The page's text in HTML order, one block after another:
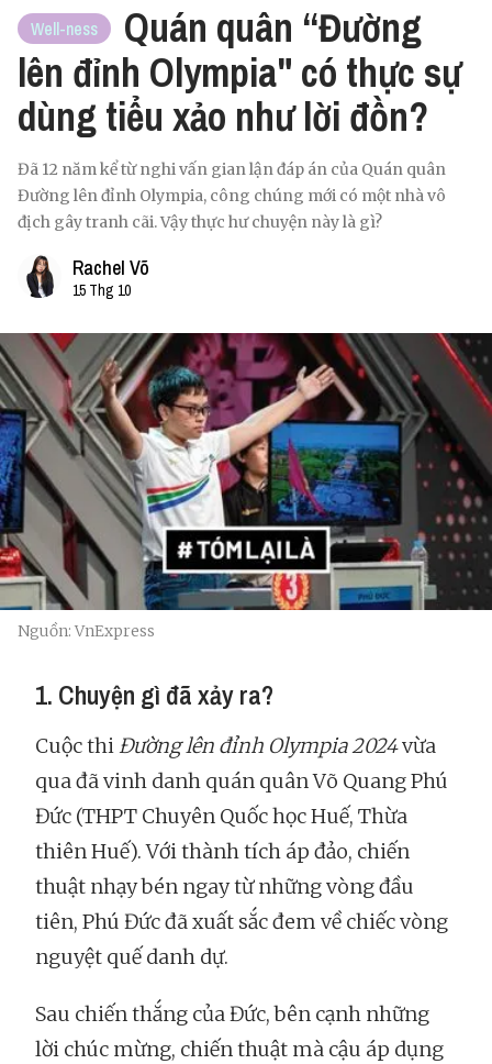
Well-ness
Quán quân “Đường
lên đỉnh Olympia" có thực sự
dùng tiểu xảo như lời đồn?
Đã 12 năm kể từ nghi vấn gian lận đáp án của Quán quân
Đường lên đỉnh Olympia, công chúng mới có một nhà vô
địch gây tranh cãi. Vậy thực hư chuyện này là gì?
Rachel Võ
15 Thg 10
Nguồn: VnExpress
1. Chuyện gì đã xảy ra?
Cuộc thiĐường lên đỉnh Olympia 2024vừa
qua đã vinh danh quán quân Võ Quang Phú
Đức (THPT Chuyên Quốc học Huế, Thừa
thiên Huế). Với thành tích áp đảo, chiến
thuật nhạy bén ngay từ những vòng đầu
tiên, Phú Đức đã xuất sắc đem về chiếc vòng
nguyệt quế danh dự.
Sau chiến thắng của Đức, bên cạnh những
lời chúc mừng, chiến thuật mà cậu áp dụng